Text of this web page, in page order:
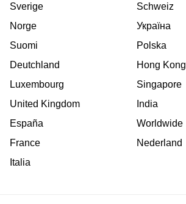
Sverige
Norge
Suomi
Deutchland
Luxembourg
United Kingdom
España
France
Italia
Schweiz
Україна
Polska
Hong Kong
Singapore
India
Worldwide
Nederland